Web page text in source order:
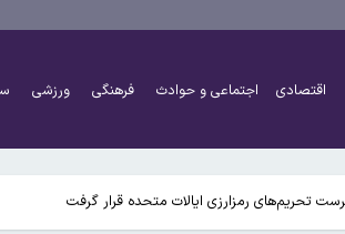
اقتصادی اجتماعی و حوادث فرهنگی ورزشی
بزرگ‌تر شدن مغز انسان کمک کردند؟